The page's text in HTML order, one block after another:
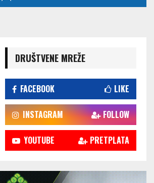
DRUŠTVENE MREŽE
FACEBOOK LIKE
INSTAGRAM FOLLOW
YOUTUBE PRETPLATA